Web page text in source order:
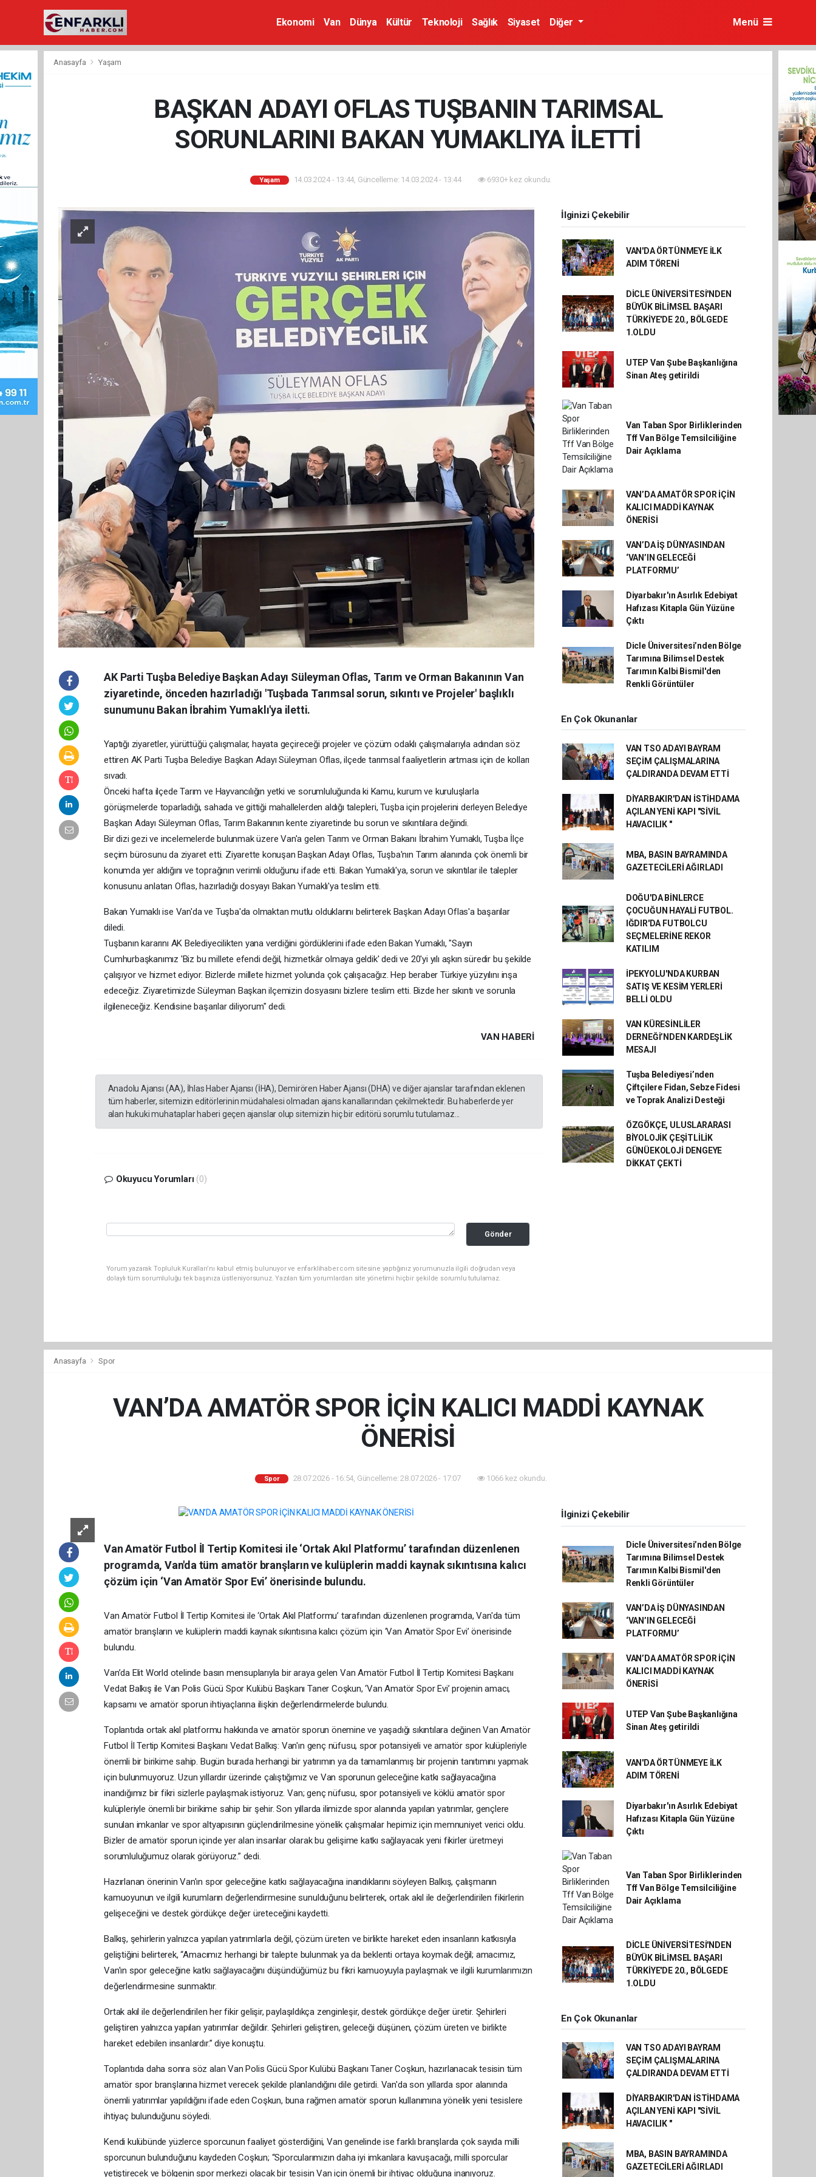
Ekonomi Van Dünya Kültür Teknoloji Sağlık Siyaset Diğer Menü
Anasayfa Yaşam
BAŞKAN ADAYI OFLAS TUŞBANIN TARIMSAL
SORUNLARINI BAKAN YUMAKLIYA İLETTİ
Yaşam 14.03.2024 - 13:44, Güncelleme: 14.03.2024 - 13:44 6930+ kez okundu.
AK Parti Tuşba Belediye Başkan Adayı Süleyman Oflas, Tarım ve Orman Bakanının Van
ziyaretinde, önceden hazırladığı 'Tuşbada Tarımsal sorun, sıkıntı ve Projeler' başlıklı
sunumunu Bakan İbrahim Yumaklı'ya iletti.
Yaptığı ziyaretler, yürüttüğü çalışmalar, hayata geçireceği projeler ve çözüm odaklı çalışmalarıyla adından söz
ettiren AK Parti Tuşba Belediye Başkan Adayı Süleyman Oflas, ilçede tarımsal faaliyetlerin artması için de kolları
sıvadı.
Önceki hafta ilçede Tarım ve Hayvancılığın yetki ve sorumluluğunda ki Kamu, kurum ve kuruluşlarla
görüşmelerde toparladığı, sahada ve gittiği mahallelerden aldığı talepleri, Tuşba için projelerini derleyen Belediye
Başkan Adayı Süleyman Oflas, Tarım Bakanının kente ziyaretinde bu sorun ve sıkıntılara değindi.
Bir dizi gezi ve incelemelerde bulunmak üzere Van'a gelen Tarım ve Orman Bakanı İbrahim Yumaklı, Tuşba İlçe
seçim bürosunu da ziyaret etti. Ziyarette konuşan Başkan Adayı Oflas, Tuşba'nın Tarım alanında çok önemli bir
konumda yer aldığını ve toprağının verimli olduğunu ifade etti. Bakan Yumaklı'ya, sorun ve sıkıntılar ile talepler
konusunu anlatan Oflas, hazırladığı dosyayı Bakan Yumaklı'ya teslim etti.
Bakan Yumaklı ise Van'da ve Tuşba'da olmaktan mutlu olduklarını belirterek Başkan Adayı Oflas'a başarılar
diledi.
Tuşbanın kararını AK Belediyecilikten yana verdiğini gördüklerini ifade eden Bakan Yumaklı, "Sayın
Cumhurbaşkanımız 'Biz bu millete efendi değil, hizmetkâr olmaya geldik' dedi ve 20'yi yılı aşkın süredir bu şekilde
çalışıyor ve hizmet ediyor. Bizlerde millete hizmet yolunda çok çalışacağız. Hep beraber Türkiye yüzyılını inşa
edeceğiz. Ziyaretimizde Süleyman Başkan ilçemizin dosyasını bizlere teslim etti. Bizde her sıkıntı ve sorunla
ilgileneceğiz. Kendisine başarılar diliyorum" dedi.
VAN HABERİ
Anadolu Ajansı (AA), İhlas Haber Ajansı (İHA), Demirören Haber Ajansı (DHA) ve diğer ajanslar tarafından eklenen
tüm haberler, sitemizin editörlerinin müdahalesi olmadan ajans kanallarından çekilmektedir. Bu haberlerde yer
alan hukuki muhataplar haberi geçen ajanslar olup sitemizin hiç bir editörü sorumlu tutulamaz...
Okuyucu Yorumları (0)
Gönder
Yorum yazarak Topluluk Kuralları’nı kabul etmiş bulunuyor ve enfarklihaber.com sitesine yaptığınız yorumunuzla ilgili doğrudan veya
dolaylı tüm sorumluluğu tek başınıza üstleniyorsunuz. Yazılan tüm yorumlardan site yönetimi hiçbir şekilde sorumlu tutulamaz.
İlginizi Çekebilir
VAN'DA ÖRTÜNMEYE İLK
ADIM TÖRENİ
DİCLE ÜNİVERSİTESİ'NDEN
BÜYÜK BİLİMSEL BAŞARI
TÜRKİYE'DE 20., BÖLGEDE
1.OLDU
UTEP Van Şube Başkanlığına
Sinan Ateş getirildi
Van Taban Spor Birliklerinden
Tff Van Bölge Temsilciliğine
Dair Açıklama
VAN’DA AMATÖR SPOR İÇİN
KALICI MADDİ KAYNAK
ÖNERİSİ
VAN’DA İŞ DÜNYASINDAN
‘VAN’IN GELECEĞİ
PLATFORMU’
Diyarbakır'ın Asırlık Edebiyat
Hafızası Kitapla Gün Yüzüne
Çıktı
Dicle Üniversitesi’nden Bölge
Tarımına Bilimsel Destek
Tarımın Kalbi Bismil'den
Renkli Görüntüler
En Çok Okunanlar
VAN TSO ADAYI BAYRAM
SEÇİM ÇALIŞMALARINA
ÇALDIRANDA DEVAM ETTİ
DİYARBAKIR'DAN İSTİHDAMA
AÇILAN YENİ KAPI "SİVİL
HAVACILIK "
MBA, BASIN BAYRAMINDA
GAZETECİLERİ AĞIRLADI
DOĞU'DA BİNLERCE
ÇOCUĞUN HAYALİ FUTBOL.
IĞDIR'DA FUTBOLCU
SEÇMELERİNE REKOR
KATILIM
İPEKYOLU'NDA KURBAN
SATIŞ VE KESİM YERLERİ
BELLİ OLDU
VAN KÜRESİNLİLER
DERNEĞİ’NDEN KARDEŞLİK
MESAJI
Tuşba Belediyesi’nden
Çiftçilere Fidan, Sebze Fidesi
ve Toprak Analizi Desteği
ÖZGÖKÇE, ULUSLARARASI
BİYOLOJİK ÇEŞİTLİLİK
GÜNÜEKOLOJİ DENGEYE
DİKKAT ÇEKTİ
Anasayfa Spor
VAN’DA AMATÖR SPOR İÇİN KALICI MADDİ KAYNAK
ÖNERİSİ
Spor 28.07.2026 - 16:54, Güncelleme: 28.07.2026 - 17:07 1066 kez okundu.
Van Amatör Futbol İl Tertip Komitesi ile ‘Ortak Akıl Platformu’ tarafından düzenlenen
programda, Van'da tüm amatör branşların ve kulüplerin maddi kaynak sıkıntısına kalıcı
çözüm için ‘Van Amatör Spor Evi’ önerisinde bulundu.
Van Amatör Futbol İl Tertip Komitesi ile ‘Ortak Akıl Platformu’ tarafından düzenlenen programda, Van'da tüm
amatör branşların ve kulüplerin maddi kaynak sıkıntısına kalıcı çözüm için ‘Van Amatör Spor Evi’ önerisinde
bulundu.
Van’da Elit World otelinde basın mensuplarıyla bir araya gelen Van Amatör Futbol İl Tertip Komitesi Başkanı
Vedat Balkış ile Van Polis Gücü Spor Kulübü Başkanı Taner Coşkun, ‘Van Amatör Spor Evi’ projenin amacı,
kapsamı ve amatör sporun ihtiyaçlarına ilişkin değerlendirmelerde bulundu.
Toplantıda ortak akıl platformu hakkında ve amatör sporun önemine ve yaşadığı sıkıntılara değinen Van Amatör
Futbol İl Tertip Komitesi Başkanı Vedat Balkış: Van'ın genç nüfusu, spor potansiyeli ve amatör spor kulüpleriyle
önemli bir birikime sahip. Bugün burada herhangi bir yatırımın ya da tamamlanmış bir projenin tanıtımını yapmak
için bulunmuyoruz. Uzun yıllardır üzerinde çalıştığımız ve Van sporunun geleceğine katkı sağlayacağına
inandığımız bir fikri sizlerle paylaşmak istiyoruz. Van; genç nüfusu, spor potansiyeli ve köklü amatör spor
kulüpleriyle önemli bir birikime sahip bir şehir. Son yıllarda ilimizde spor alanında yapılan yatırımlar, gençlere
sunulan imkanlar ve spor altyapısının güçlendirilmesine yönelik çalışmalar hepimiz için memnuniyet verici oldu.
Bizler de amatör sporun içinde yer alan insanlar olarak bu gelişime katkı sağlayacak yeni fikirler üretmeyi
sorumluluğumuz olarak görüyoruz.” dedi.
Hazırlanan önerinin Van'ın spor geleceğine katkı sağlayacağına inandıklarını söyleyen Balkış, çalışmanın
kamuoyunun ve ilgili kurumların değerlendirmesine sunulduğunu belirterek, ortak akıl ile değerlendirilen fikirlerin
gelişeceğini ve destek gördükçe değer üreteceğini kaydetti.
Balkış, şehirlerin yalnızca yapılan yatırımlarla değil, çözüm üreten ve birlikte hareket eden insanların katkısıyla
geliştiğini belirterek, “Amacımız herhangi bir talepte bulunmak ya da beklenti ortaya koymak değil; amacımız,
Van'ın spor geleceğine katkı sağlayacağını düşündüğümüz bu fikri kamuoyuyla paylaşmak ve ilgili kurumlarımızın
değerlendirmesine sunmaktır.
Ortak akıl ile değerlendirilen her fikir gelişir, paylaşıldıkça zenginleşir, destek gördükçe değer üretir. Şehirleri
geliştiren yalnızca yapılan yatırımlar değildir. Şehirleri geliştiren, geleceği düşünen, çözüm üreten ve birlikte
hareket edebilen insanlardır.” diye konuştu.
Toplantıda daha sonra söz alan Van Polis Gücü Spor Kulübü Başkanı Taner Coşkun, hazırlanacak tesisin tüm
amatör spor branşlarına hizmet verecek şekilde planlandığını dile getirdi. Van'da son yıllarda spor alanında
önemli yatırımlar yapıldığını ifade eden Coşkun, buna rağmen amatör sporun kullanımına yönelik yeni tesislere
ihtiyaç bulunduğunu söyledi.
Kendi kulübünde yüzlerce sporcunun faaliyet gösterdiğini, Van genelinde ise farklı branşlarda çok sayıda milli
sporcunun bulunduğunu kaydeden Coşkun; “Sporcularımızın daha iyi imkanlara kavuşacağı, milli sporcular
yetiştirecek ve bölgenin spor merkezi olacak bir tesisin Van için önemli bir ihtiyaç olduğuna inanıyoruz.
İlginizi Çekebilir
Dicle Üniversitesi’nden Bölge
Tarımına Bilimsel Destek
Tarımın Kalbi Bismil'den
Renkli Görüntüler
VAN’DA İŞ DÜNYASINDAN
‘VAN’IN GELECEĞİ
PLATFORMU’
VAN’DA AMATÖR SPOR İÇİN
KALICI MADDİ KAYNAK
ÖNERİSİ
UTEP Van Şube Başkanlığına
Sinan Ateş getirildi
VAN'DA ÖRTÜNMEYE İLK
ADIM TÖRENİ
Diyarbakır'ın Asırlık Edebiyat
Hafızası Kitapla Gün Yüzüne
Çıktı
Van Taban Spor Birliklerinden
Tff Van Bölge Temsilciliğine
Dair Açıklama
DİCLE ÜNİVERSİTESİ'NDEN
BÜYÜK BİLİMSEL BAŞARI
TÜRKİYE'DE 20., BÖLGEDE
1.OLDU
En Çok Okunanlar
VAN TSO ADAYI BAYRAM
SEÇİM ÇALIŞMALARINA
ÇALDIRANDA DEVAM ETTİ
DİYARBAKIR'DAN İSTİHDAMA
AÇILAN YENİ KAPI "SİVİL
HAVACILIK "
MBA, BASIN BAYRAMINDA
GAZETECİLERİ AĞIRLADI